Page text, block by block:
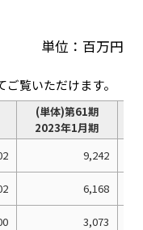
単位：百万円
覧いただけます。
(単体)第61期
2023年1月期
9,242
6,168
3,073